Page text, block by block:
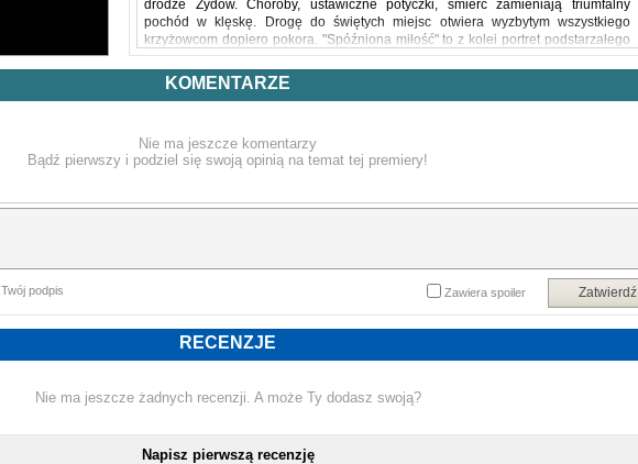
drodze Żydów. Choroby, ustawiczne potyczki, śmierć zamieniają triumfalny
pochód w klęskę. Drogę do świętych miejsc otwiera wyzbytym wszystkiego
krzyżowcom dopiero pokora. "Spóźniona miłość" to z kolei portret podstarzałego
lektora partyjnego, który jeżdżąc po kibucach, ostrzega przed śmiertelnym
niebezpieczeństwem, jakie dla Izraela stanowi Rosja. Zagrożenie to wprawdzie
już minęło, ale lektor wciąż ma poczucie misji – musi ostrzegać.
KOMENTARZE
Nie ma jeszcze komentarzy
Bądź pierwszy i podziel się swoją opinią na temat tej premiery!
Twój podpis Zatwierdź
Zawiera spoiler
RECENZJE
Nie ma jeszcze żadnych recenzji. A może Ty dodasz swoją?
Napisz pierwszą recenzję